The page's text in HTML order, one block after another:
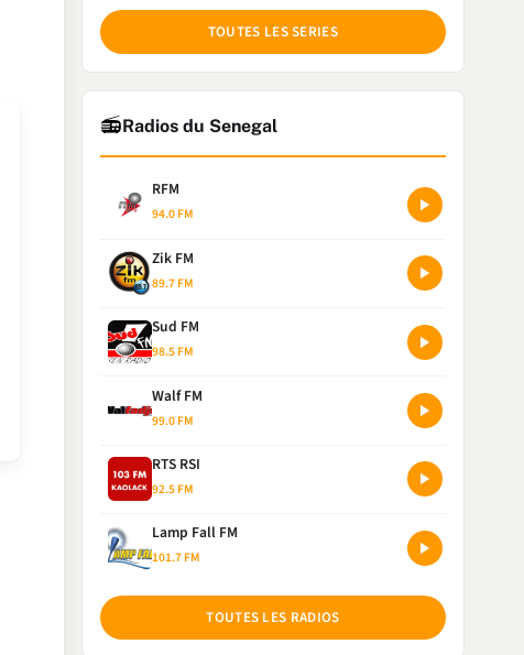
TOUTES LES SERIES
📻Radios du Senegal
RFM
94.0 FM
Zik FM
89.7 FM
Sud FM
98.5 FM
Walf FM
99.0 FM
RTS RSI
92.5 FM
Lamp Fall FM
101.7 FM
TOUTES LES RADIOS